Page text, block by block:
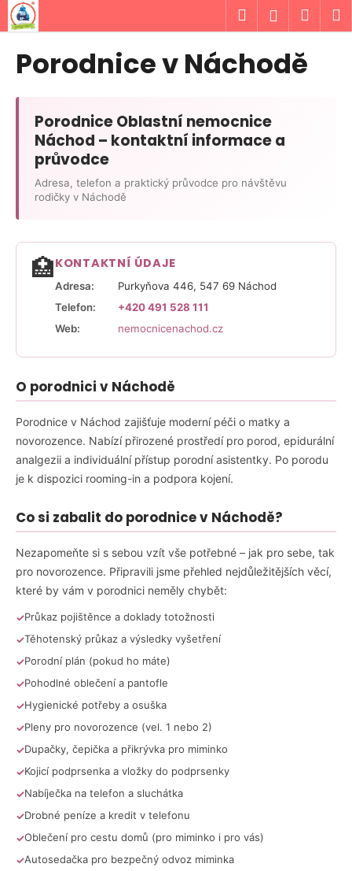
Přejít
na
obsah
Hledat
Porodnice v Náchodě
Porodnice Oblastní nemocnice
Náchod – kontaktní informace a
průvodce
Adresa, telefon a praktický průvodce pro návštěvu
rodičky v Náchodě
🏥KONTAKTNÍ ÚDAJE
Adresa:
Purkyňova 446, 547 69 Náchod
Telefon:
+420 491 528 111
Web:
nemocnicenachod.cz
O porodnici v Náchodě
Porodnice v Náchod zajišťuje moderní péči o matky a
novorozence. Nabízí přirozené prostředí pro porod, epidurální
analgezii a individuální přístup porodní asistentky. Po porodu
je k dispozici rooming-in a podpora kojení.
Co si zabalit do porodnice v Náchodě?
Nezapomeňte si s sebou vzít vše potřebné – jak pro sebe, tak
pro novorozence. Připravili jsme přehled nejdůležitějších věcí,
které by vám v porodnici neměly chybět:
Průkaz pojištěnce a doklady totožnosti
Těhotenský průkaz a výsledky vyšetření
Porodní plán (pokud ho máte)
Pohodlné oblečení a pantofle
Hygienické potřeby a osuška
Pleny pro novorozence (vel. 1 nebo 2)
Dupačky, čepička a přikrývka pro miminko
Kojicí podprsenka a vložky do podprsenky
Nabíječka na telefon a sluchátka
Drobné peníze a kredit v telefonu
Oblečení pro cestu domů (pro miminko i pro vás)
Autosedačka pro bezpečný odvoz miminka
K
o
o
u
n
j
í
t
?
HLEDAT
o
p
o
u
č
u
e
m
e
JEDNOPATROVÝ
PLENKOVÝ